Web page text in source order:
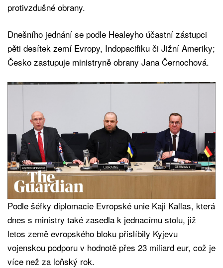
protivzdušné obrany.
Dnešního jednání se podle Healeyho účastní zástupci
pěti desítek zemí Evropy, Indopacifiku či Jižní Ameriky;
Česko zastupuje ministryně obrany Jana Černochová.
Podle šéfky diplomacie Evropské unie Kaji Kallas, která
dnes s ministry také zasedla k jednacímu stolu, již
letos země evropského bloku přislíbily Kyjevu
vojenskou podporu v hodnotě přes 23 miliard eur, což je
více než za loňský rok.